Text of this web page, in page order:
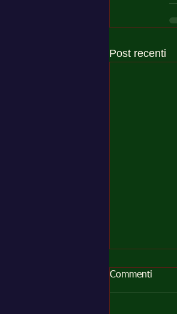
Post recenti
Commenti